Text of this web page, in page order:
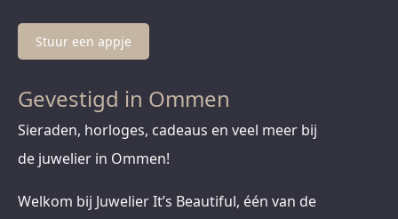
Stuur een appje
Gevestigd in Ommen
Sieraden, horloges, cadeaus en veel meer bij
de juwelier in Ommen!
Welkom bij Juwelier It’s Beautiful, één van de